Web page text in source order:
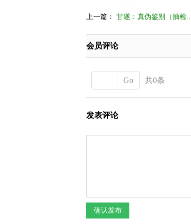
上一篇： 甘遂：真伪鉴别（抽检...
会员评论
Go 共0条
发表评论